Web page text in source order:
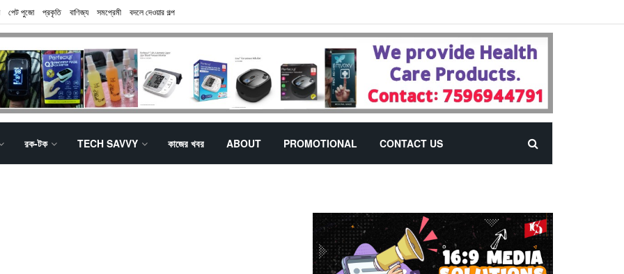
পেট পুজো প্রকৃতি বাণিজ্য সমপ্রেমী বদলে দেওয়ার গল্প
রক-টক TECH SAVVY কাজের খবর ABOUT PROMOTIONAL CONTACT US